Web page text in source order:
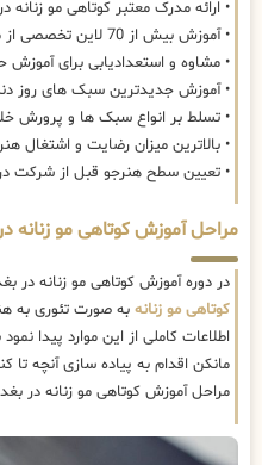
• ارائه مدرک معتبر کوتاهی مو
• آموزش بیش از 70 لاین تخصصی از مبتدی تا فوق پیشرفته
• مشاوه و استعدادیابی برای آموزش
• آموزش جدیدترین سبک های روز
• تسلط بر انواع سبک ها و پرورش
• بالاترین میزان رضایت و اشتغال
• تعیین سطح هنرجو قبل از شرکت در
مراحل آموزش کوتاهی مو زنانه
در دوره آموزش کوتاهی مو زنانه در
کوتاهی مو زنانه به صورت تئوری به
اطلاعات کاملی از این موارد پیدا
مانکن اقدام به پیاده سازی آنچه
مراحل آموزش کوتاهی مو زنانه در